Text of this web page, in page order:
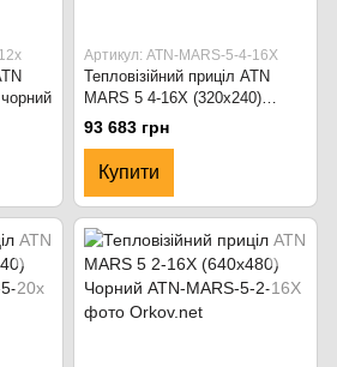
Артикул: ATN-MARS-5-4-16X
Тепловізійний приціл ATN
MARS 5 4-16X (320x240)
Чорний
93 683 грн
Купити